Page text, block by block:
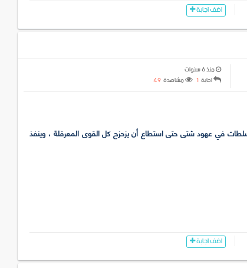
اضف اجابة
منذ 6 سنوات
اجابة1 مشاهدة49
في عهود شتى حتى استطاع أن يزحزح كل القوى المعرقلة ، وينفذ
اضف اجابة